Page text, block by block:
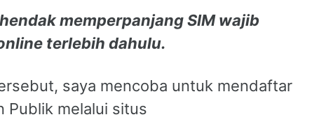
memperpanjang SIM wajib
terlebih dahulu.
saya mencoba untuk mendaftar
Publik melalui situs